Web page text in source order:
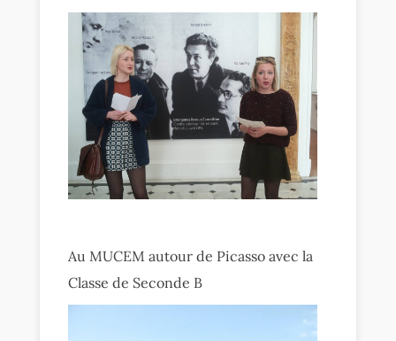
Au MUCEM autour de Picasso avec la
Classe de Seconde B